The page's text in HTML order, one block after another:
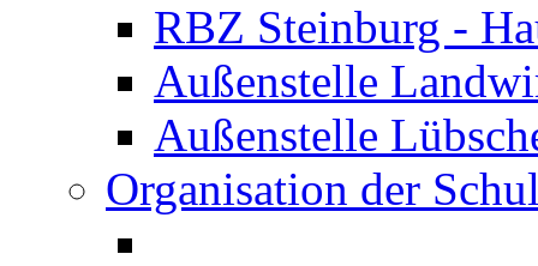
RBZ Steinburg -
Außenstelle
Außenstelle
Organisation der